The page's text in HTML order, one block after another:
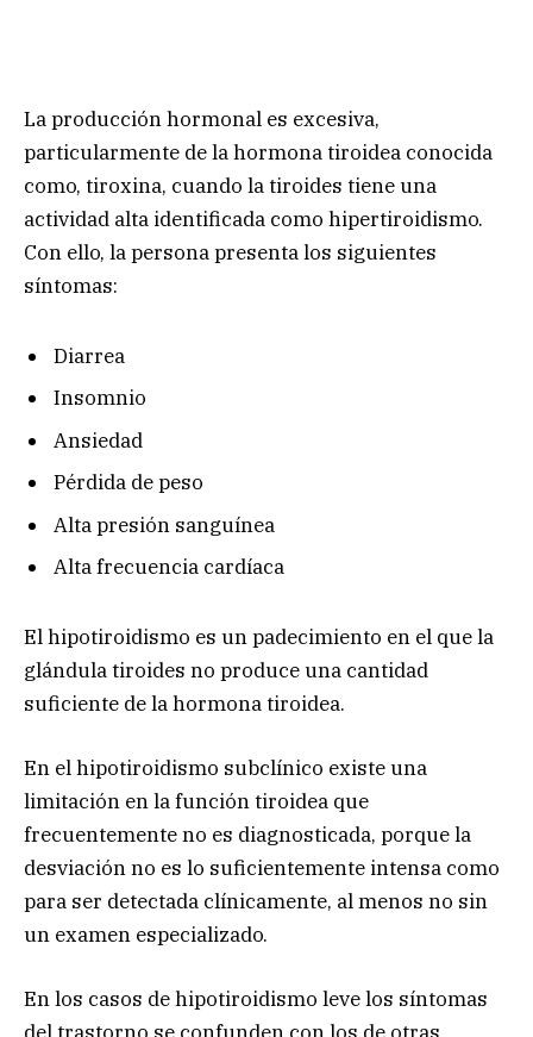
La producción hormonal es excesiva,
particularmente de la hormona tiroidea conocida
como, tiroxina, cuando la tiroides tiene una
actividad alta identificada como hipertiroidismo.
Con ello, la persona presenta los siguientes
síntomas:
Diarrea
Insomnio
Ansiedad
Pérdida de peso
Alta presión sanguínea
Alta frecuencia cardíaca
El hipotiroidismo es un padecimiento en el que la
glándula tiroides no produce una cantidad
suficiente de la hormona tiroidea.
En el hipotiroidismo subclínico existe una
limitación en la función tiroidea que
frecuentemente no es diagnosticada, porque la
desviación no es lo suficientemente intensa como
para ser detectada clínicamente, al menos no sin
un examen especializado.
En los casos de hipotiroidismo leve los síntomas